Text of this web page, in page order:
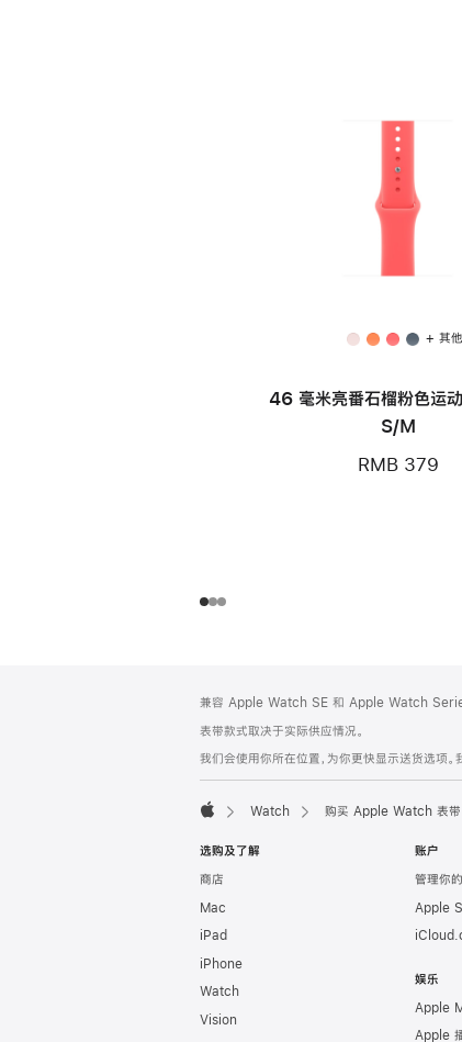
+ 其
46 毫米亮番石榴粉色运
S/M
RMB 379
页
页
脚
注
兼容 Apple Watch SE 和 Apple Watch
表带款式取决于实际供应情况。
我们会使用你所在位置，为你更快显示送货选项
Watch 购买 Apple Watch 表带
选购及了解
商店
Mac
iPad
iPhone
Watch
Vision
账户
管理你
Apple
娱乐
Apple
Apple